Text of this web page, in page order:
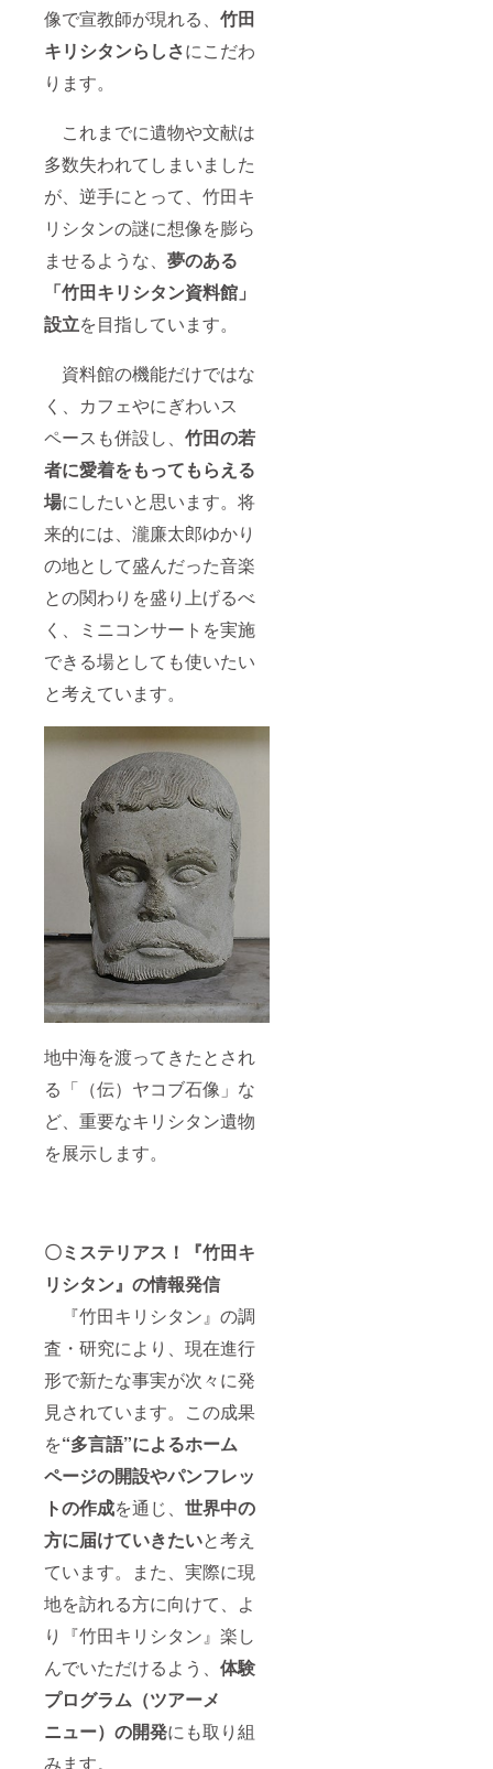
像で宣教師が現れる、 竹田
キリシタンらしさにこだわ
ります。
これまでに遺物や文献は
多数失われてしまいました
が、逆手にとって、竹田キ
リシタンの謎に想像を膨ら
ませるような、 夢のある
「竹田キリシタン資料館」
設立を目指しています。
資料館の機能だけではな
く、カフェやにぎわいス
ペースも併設し、 竹田の若
者に愛着をもってもらえる
場にしたいと思います。将
来的には、瀧廉太郎ゆかり
の地として盛んだった音楽
との関わりを盛り上げるべ
く、ミニコンサートを実施
できる場としても使いたい
と考えています。
地中海を渡ってきたとされ
る「（伝）ヤコブ石像」な
ど、重要なキリシタン遺物
を展示します。
〇ミステリアス！『竹田キ
リシタン』の情報発信
『竹田キリシタン』の調
査・研究により、現在進行
形で新たな事実が次々に発
見されています。この成果
を“多言語”によるホーム
ページの開設やパンフレッ
トの作成を通じ、 世界中の
方に届けていきたいと考え
ています。また、実際に現
地を訪れる方に向けて、よ
り『竹田キリシタン』楽し
んでいただけるよう、 体験
プログラム（ツアーメ
ニュー）の開発にも取り組
みます。